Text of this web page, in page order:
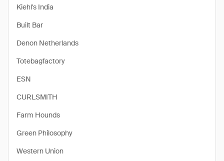
Kiehl's India
Built Bar
Denon Netherlands
Totebagfactory
ESN
CURLSMITH
Farm Hounds
Green Philosophy
Western Union